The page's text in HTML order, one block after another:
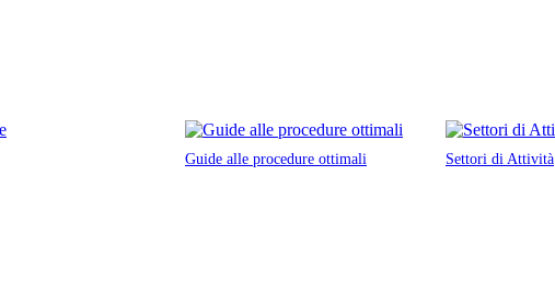
Guide alle procedure ottimali Settori di Attività